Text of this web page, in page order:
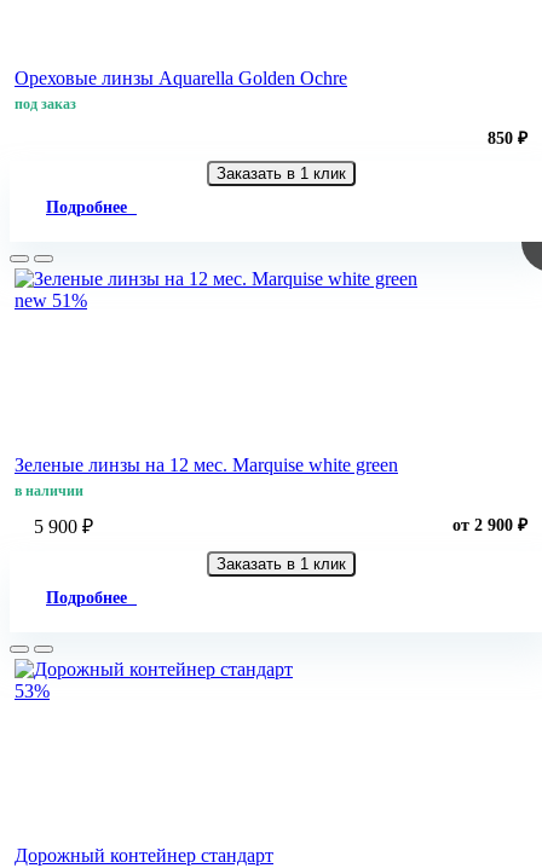
Ореховые линзы Aquarella Golden Ochre
под заказ
850 ₽
Заказать в 1 клик
Подробнее
new 51%
Зеленые линзы на 12 мес. Marquise white green
в наличии
5 900 ₽ от 2 900 ₽
Заказать в 1 клик
Подробнее
53%
Дорожный контейнер стандарт